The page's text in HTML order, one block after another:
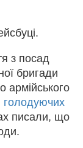
з посад
бригади
армійського
голодуючих
писали, що